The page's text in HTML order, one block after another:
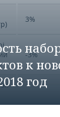
к
год
3%
-3%